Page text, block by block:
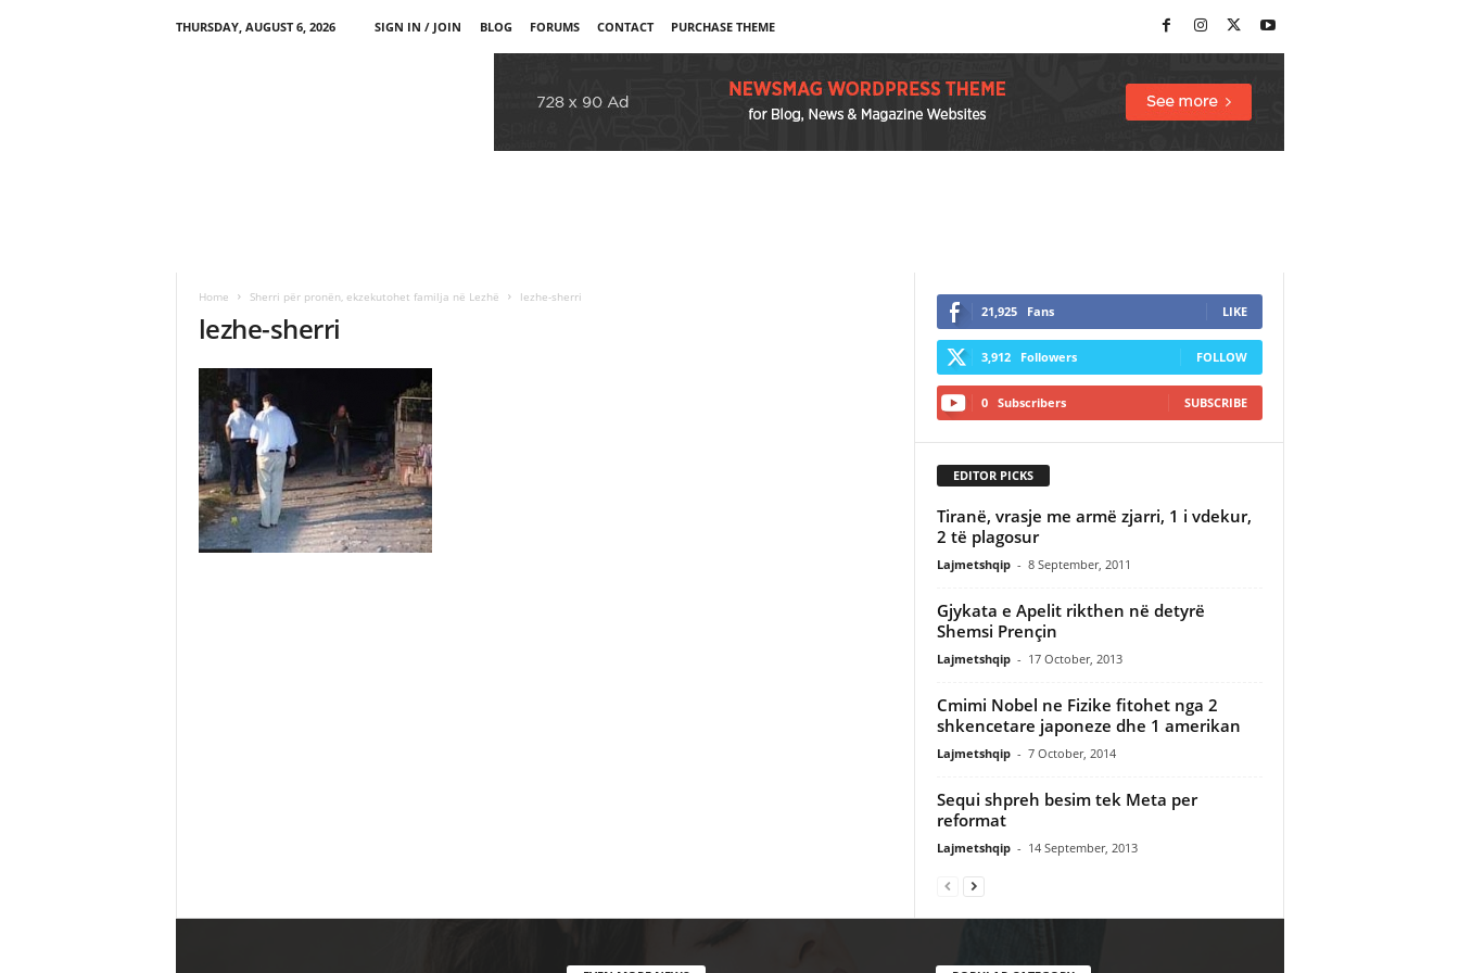
THURSDAY, AUGUST 6, 2026 SIGN IN / JOIN BLOG FORUMS CONTACT PURCHASE THEME
Home Sherri për pronën, ekzekutohet familja në Lezhë lezhe-sherri
lezhe-sherri 21,925 Fans LIKE
3,912 Followers FOLLOW
0 Subscribers SUBSCRIBE
EDITOR PICKS
Tiranë, vrasje me armë zjarri, 1 i vdekur,
2 të plagosur
Lajmetshqip - 8 September, 2011
Gjykata e Apelit rikthen në detyrë
Shemsi Prençin
Lajmetshqip - 17 October, 2013
Cmimi Nobel ne Fizike fitohet nga 2
shkencetare japoneze dhe 1 amerikan
Lajmetshqip - 7 October, 2014
Sequi shpreh besim tek Meta per
reformat
Lajmetshqip - 14 September, 2013